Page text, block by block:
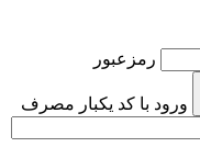
رمزعبور
ورود با کد یکبار مصرف